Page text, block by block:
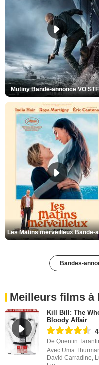
Mutiny Bande-annonce VO
Bandes-
Meilleurs films à
Kill Bill: The
Bloody Affair
De Quentin
Avec Uma
David Carradine,